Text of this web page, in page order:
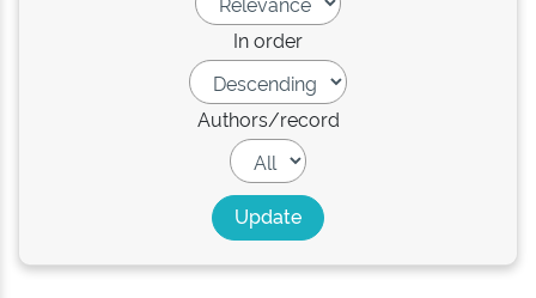
In order
Authors/record